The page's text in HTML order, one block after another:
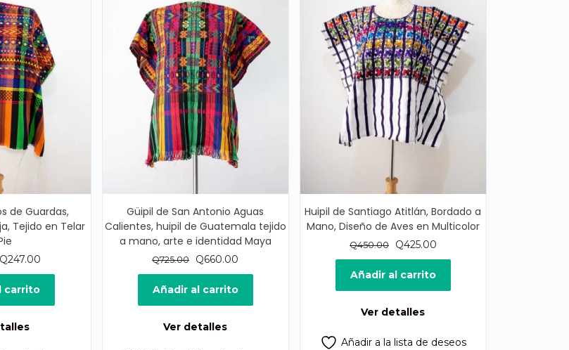
de Guardas,
Tejido en Telar
El
original
Q247.00
precio
es:
carrito
Güipil de San Antonio Aguas
Calientes, huipil de Guatemala tejido
a mano, arte e identidad Maya
Q725.00
El
precio
original
era:
Q660.00
precio
actual
es:
Añadir al carrito
Ver detalles
Huipil de Santiago Atitlán, Bordado a
Mano, Diseño de Aves en Multicolor
Q450.00
El
precio
original
era:
Q425.00El
precio
actual
es:
Añadir al carrito
Ver detalles
Añadir a la lista de deseos